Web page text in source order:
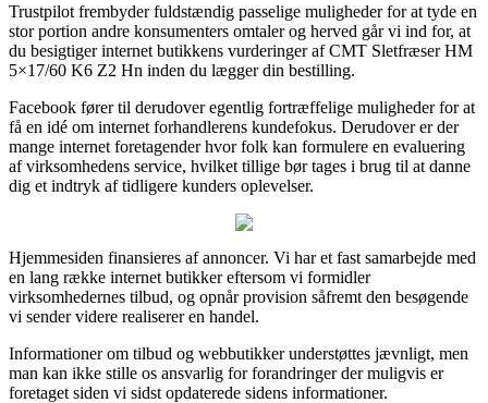
Trustpilot frembyder fuldstændig passelige muligheder for at tyde en
stor portion andre konsumenters omtaler og herved går vi ind for, at
du besigtiger internet butikkens vurderinger af CMT Sletfræser HM
5×17/60 K6 Z2 Hn inden du lægger din bestilling.
Facebook fører til derudover egentlig fortræffelige muligheder for at
få en idé om internet forhandlerens kundefokus. Derudover er der
mange internet foretagender hvor folk kan formulere en evaluering
af virksomhedens service, hvilket tillige bør tages i brug til at danne
dig et indtryk af tidligere kunders oplevelser.
Hjemmesiden finansieres af annoncer. Vi har et fast samarbejde med
en lang række internet butikker eftersom vi formidler
virksomhedernes tilbud, og opnår provision såfremt den besøgende
vi sender videre realiserer en handel.
Informationer om tilbud og webbutikker understøttes jævnligt, men
man kan ikke stille os ansvarlig for forandringer der muligvis er
foretaget siden vi sidst opdaterede sidens informationer.